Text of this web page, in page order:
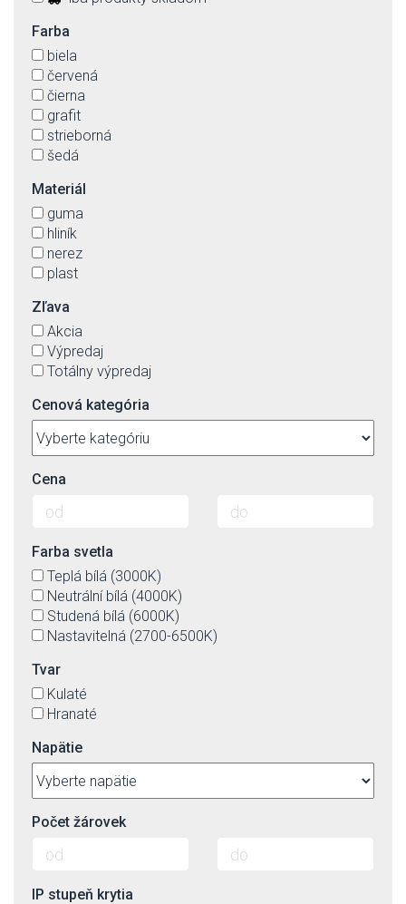
Farba
biela
červená
čierna
grafit
strieborná
šedá
Materiál
guma
hliník
nerez
plast
Zľava
Akcia
Výpredaj
Totálny výpredaj
Cenová kategória
Cena
Farba svetla
Teplá bílá (3000K)
Neutrální bílá (4000K)
Studená bílá (6000K)
Nastavitelná (2700-6500K)
Tvar
Kulaté
Hranaté
Napätie
Počet žárovek
IP stupeň krytia